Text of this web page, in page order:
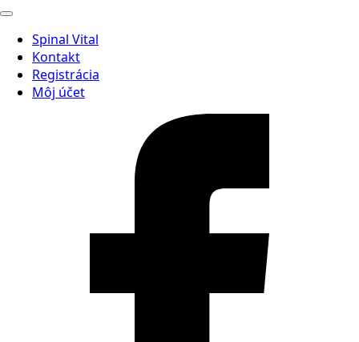
Spinal Vital
Kontakt
Registrácia
Môj účet